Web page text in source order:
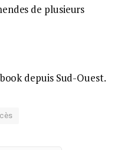
de plusieurs
depuis Sud-Ouest.